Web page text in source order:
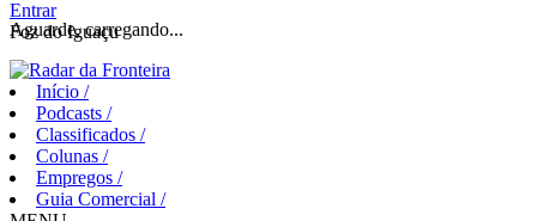
Aguarde, carregando...
Entrar
Foz do Iguaçu
Início /
Podcasts /
Classificados /
Colunas /
Empregos /
Guia Comercial /